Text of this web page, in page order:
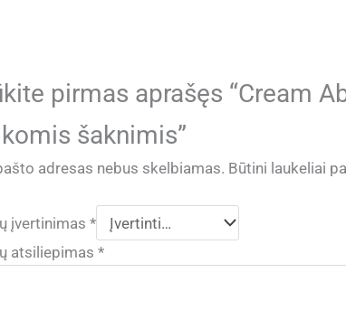
pirmas aprašęs “Cream
šaknimis”
adresas nebus skelbiamas. Būtini laukeliai
įvertinimas *
atsiliepimas *